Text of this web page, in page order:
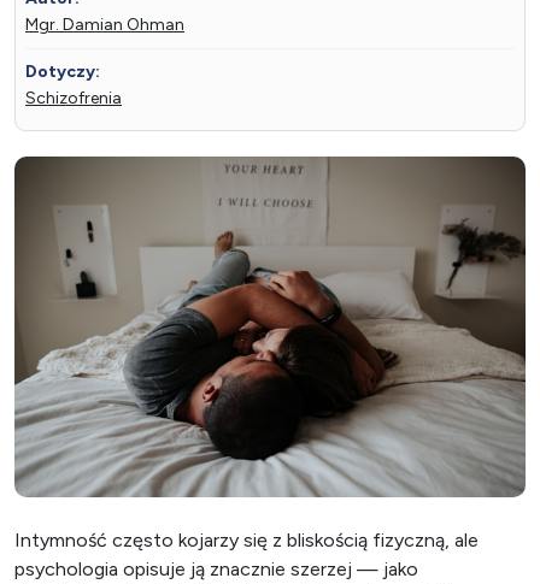
Mgr. Damian Ohman
Dotyczy:
Schizofrenia
Intymność często kojarzy się z bliskością fizyczną, ale
psychologia opisuje ją znacznie szerzej — jako